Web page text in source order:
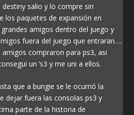
salio y lo compre sin
los paquetes de expansión en
amigos dentro del juego y
fuera del juego que entraran….
compraron para ps3, asi
un ‘s3 y me uni a ellos.
que a bungie se le ocurrió la
dejar fuera las consolas ps3 y
parte de la historia de